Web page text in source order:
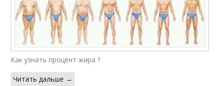
Как узнать процент жира ?
Читать дальше →